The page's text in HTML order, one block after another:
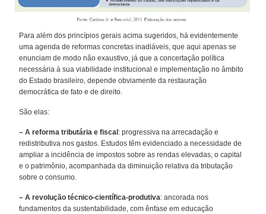
Para além dos princípios gerais acima sugeridos, há evidentemente
uma agenda de reformas concretas inadiáveis, que aqui apenas se
enunciam de modo não exaustivo, já que a concertação política
necessária à sua viabilidade institucional e implementação no âmbito
do Estado brasileiro, depende obviamente da restauração
democrática de fato e de direito.
São elas:
– A reforma tributária e fiscal : progressiva na arrecadação e
redistributiva nos gastos. Estudos têm evidenciado a necessidade de
ampliar a incidência de impostos sobre as rendas elevadas, o capital
e o patrimônio, acompanhada da diminuição relativa da tributação
sobre o consumo.
– A revolução técnico-científica-produtiva: ancorada nos
fundamentos da sustentabilidade, com ênfase em educação